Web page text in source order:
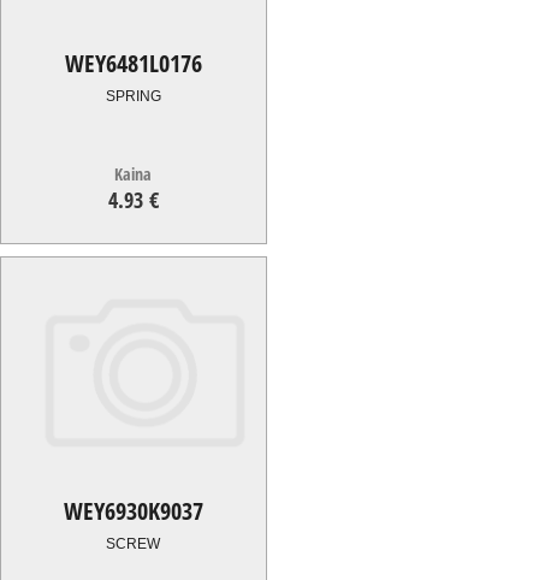
WEY6481L0176
SPRING
Kaina
4.93 €
4.93€
WEY6930K9037
SCREW